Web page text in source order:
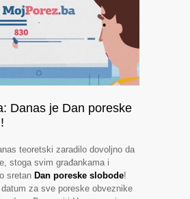
Danas je Dan poreske
teoretski zaradilo dovoljno da
stoga svim građankama i
sretan Dan poreske slobode!
za sve poreske obveznike